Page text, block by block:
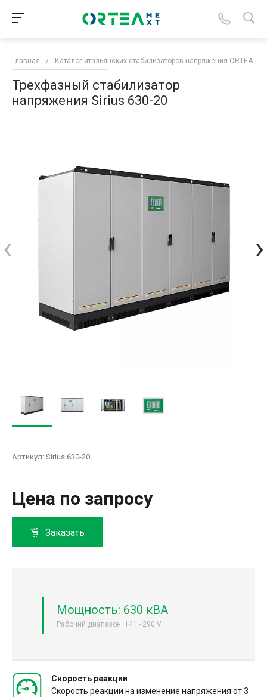
Главная / Каталог итальянских стабилизаторов напряжения ORTEA
Трехфазный стабилизатор
напряжения Sirius 630-20
‹ ›
Артикул: Sirius 630-20
Цена по запросу
Заказать
Мощность: 630 кВА
Рабочий диапазон: 141 - 290 V
Скорость реакции
Скорость реакции на изменение напряжения от 3